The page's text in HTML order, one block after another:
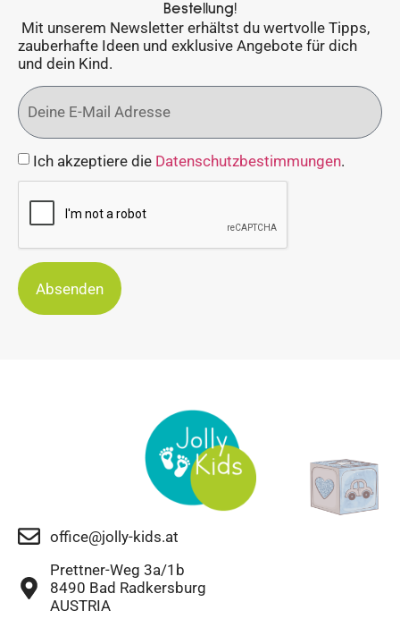
Bestellung!
Mit unserem Newsletter erhältst du wertvolle Tipps,
zauberhafte Ideen und exklusive Angebote für dich
und dein Kind.
Ich akzeptiere die Datenschutzbestimmungen.
Absenden
office@jolly-kids.at
Prettner-Weg 3a/1b
8490 Bad Radkersburg
AUSTRIA